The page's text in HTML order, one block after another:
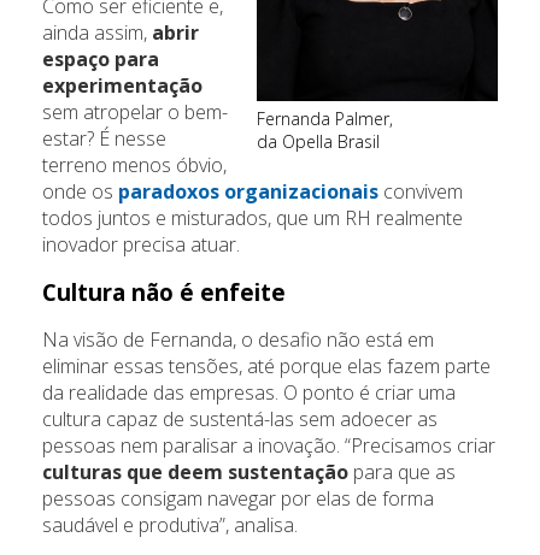
Fernanda Palmer,
da Opella Brasil
Como ser eficiente e,
ainda assim, abrir
espaço para
experimentação
sem atropelar o bem-
estar? É nesse
terreno menos óbvio,
onde os paradoxos organizacionais convivem
todos juntos e misturados, que um RH realmente
inovador precisa atuar.
Cultura não é enfeite
Na visão de Fernanda, o desafio não está em
eliminar essas tensões, até porque elas fazem parte
da realidade das empresas. O ponto é criar uma
cultura capaz de sustentá-las sem adoecer as
pessoas nem paralisar a inovação. “Precisamos criar
culturas que deem sustentação para que as
pessoas consigam navegar por elas de forma
saudável e produtiva”, analisa.